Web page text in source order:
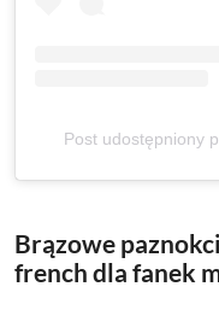
Post udostępniony
Brązowe
french dla fanek